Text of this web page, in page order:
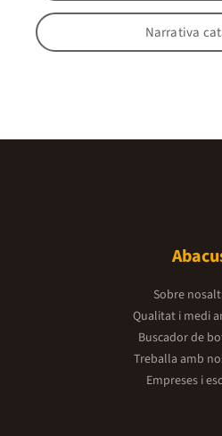
Narrativa
Sobre
Qualitat i medi
Buscador de
Treballa amb
Empreses i